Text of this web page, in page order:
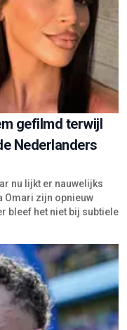
gefilmd terwijl
Nederlanders
nu lijkt er nauwelijks
Omari zijn opnieuw
bleef het niet bij subtiele